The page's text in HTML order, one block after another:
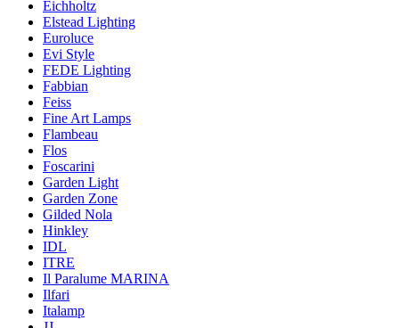
Eichholtz
Elstead Lighting
Euroluce
Evi Style
FEDE Lighting
Fabbian
Feiss
Fine Art Lamps
Flambeau
Flos
Foscarini
Garden Light
Garden Zone
Gilded Nola
Hinkley
IDL
ITRE
Il Paralume MARINA
Ilfari
Italamp